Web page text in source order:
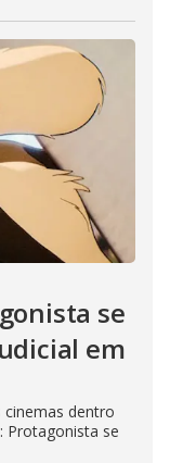
se
em
cinemas dentro
Protagonista se